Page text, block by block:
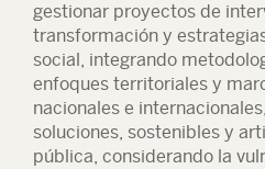
gestionar proyectos de
transformación y
social, integrando
enfoques territoriales y
nacionales e
soluciones, sostenibles y
pública, considerando la